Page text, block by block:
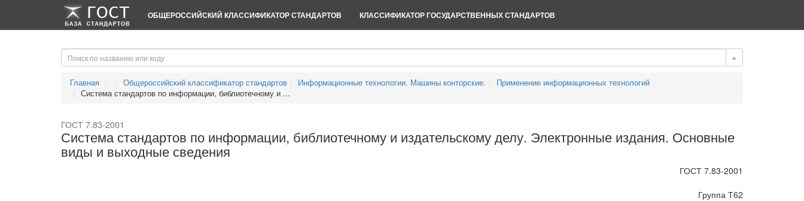
ОБЩЕРОССИЙСКИЙ КЛАССИФИКАТОР СТАНДАРТОВ КЛАССИФИКАТОР ГОСУДАРСТВЕННЫХ СТАНДАРТОВ
»
Главная Общероссийский классификатор стандартов Информационные технологии. Машины конторские.
Применение информационных технологий
Система стандартов по информации, библиотечному и ...
ГОСТ 7.83-2001
Система стандартов по информации, библиотечному и издательскому делу. Электронные издания. Основные
виды и выходные сведения
ГОСТ 7.83-2001
Группа Т62